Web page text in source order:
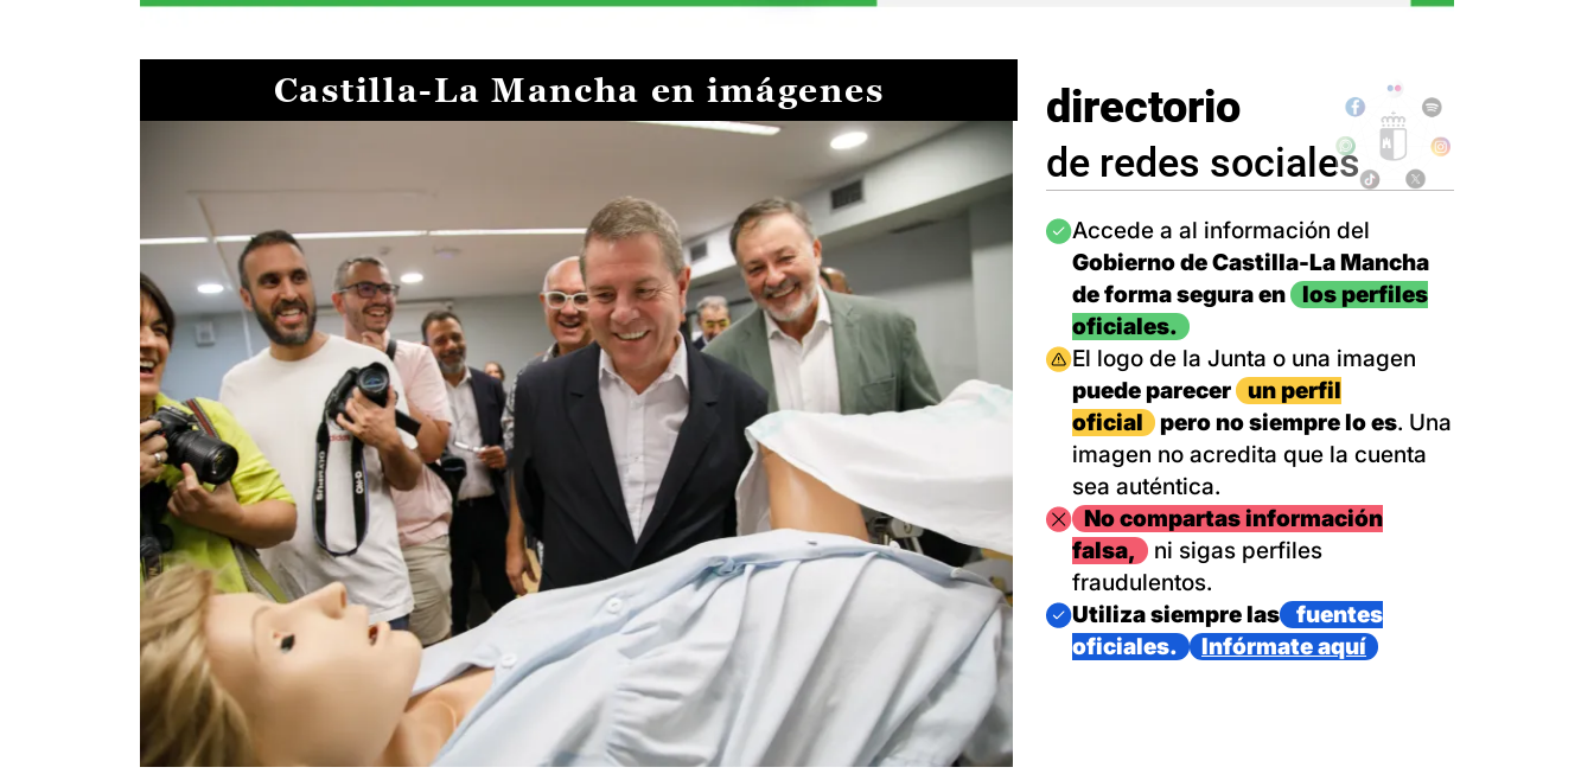
Castilla-La Mancha en imágenes directorio
de redes sociales
Imagen
Accede a al información del
Gobierno de Castilla-La Mancha
de forma segura en
los perfiles
oficiales.
Imagen
El logo de la Junta o una imagen
puede parecer
un perfil
oficial
pero no siempre lo es. Una
imagen no acredita que la cuenta
sea auténtica.
ImagenNo compartas información
falsa,
ni sigas perfiles
fraudulentos.
Imagen
Utiliza siempre las
fuentes
oficiales.
Infórmate aquí